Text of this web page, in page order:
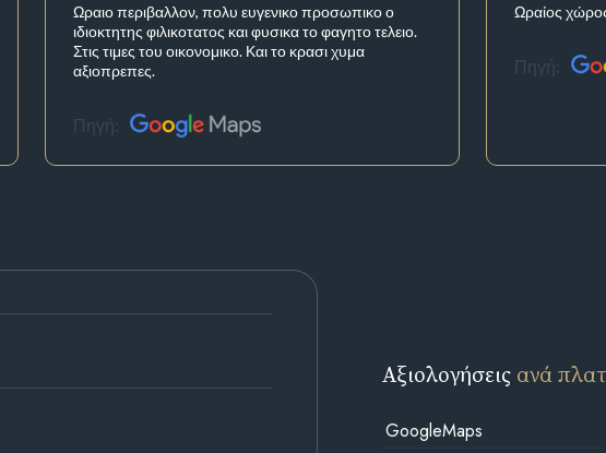
Ωραιο περιβαλλον, πολυ ευγενικο προσωπικο ο
ιδιοκτητης φιλικοτατος και φυσικα το φαγητο τελειο.
Στις τιμες του οικονομικο. Και το κρασι χυμα
αξιοπρεπες.
Πηγή:
Ωραίος
Πηγή:
Αξιολογήσεις ανά
GoogleMaps